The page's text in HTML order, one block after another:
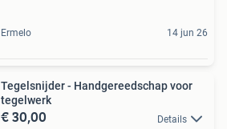
Ermelo 14 jun 26
Tegelsnijder - Handgereedschap voor
tegelwerk
€ 30,00 Details